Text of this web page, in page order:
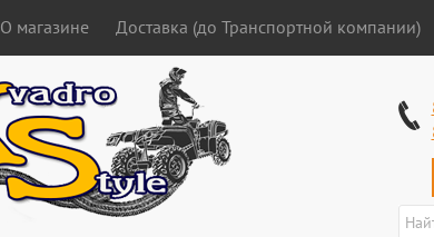
О магазине Доставка (до Транспортной компании)